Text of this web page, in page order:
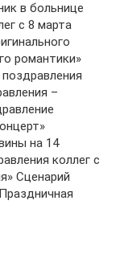
в больнице
с 8 марта
романтики»
–
на 14
коллег с
Сценарий